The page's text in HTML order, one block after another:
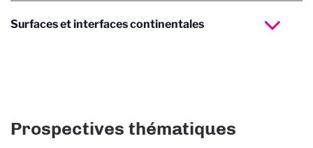
Surfaces et interfaces continentales
Prospectives thématiques